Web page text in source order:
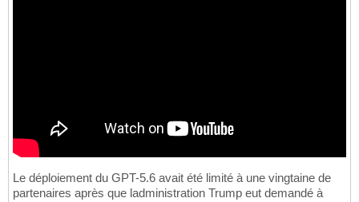
Le déploiement du GPT-5.6 avait été limité à une vingtaine de
partenaires après que ladministration Trump eut demandé à